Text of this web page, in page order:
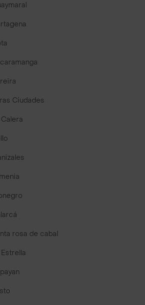
Ciudades
rosa de cabal